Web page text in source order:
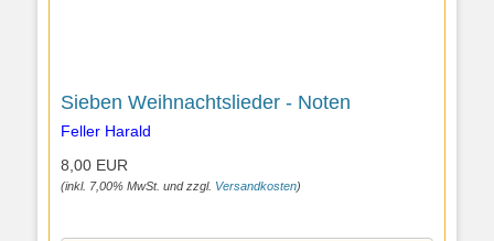
Sieben Weihnachtslieder - Noten
Feller Harald
8,00 EUR
(inkl. 7,00% MwSt. und zzgl. Versandkosten)